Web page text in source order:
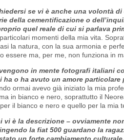
se vi è anche una volontà
della cementificazione o
quel reale di cui si parlava
momenti della mia vita.
la natura, con la sua armonia e
essere ma, per me, non funziona in
in mente fotografi italiani
o ha avuto un amore
ormai avevo già iniziato la mia
in bianco e nero, soprattutto il
il bianco e nero e quello per la mia
vi è la descrizione – ovviamente
la fiat 500 guardano la